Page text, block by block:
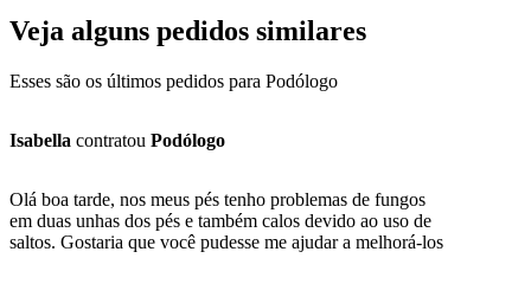
Veja alguns pedidos similares
Esses são os últimos pedidos para Podólogo
Isabella contratou Podólogo
Olá boa tarde, nos meus pés tenho problemas de fungos
em duas unhas dos pés e também calos devido ao uso de
saltos. Gostaria que você pudesse me ajudar a melhorá-los